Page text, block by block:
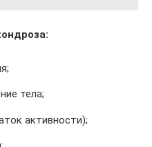
тела;
активности);